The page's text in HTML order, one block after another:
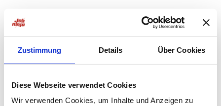
Zustimmung Details Über Cookies
Diese Webseite verwendet Cookies
Wir verwenden Cookies, um Inhalte und Anzeigen zu